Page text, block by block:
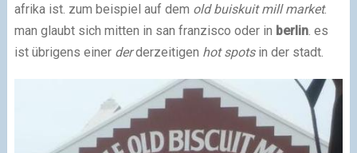
afrika ist. zum beispiel auf dem old buiskuit mill market.
man glaubt sich mitten in san franzisco oder in berlin. es
ist übrigens einer derderzeitigen hot spots in der stadt.